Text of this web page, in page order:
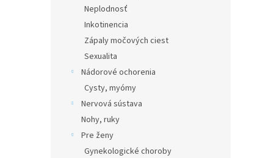
Neplodnosť
Inkotinencia
Zápaly močových ciest
Sexualita
Nádorové ochorenia
Cysty, myómy
Nervová sústava
Nohy, ruky
Pre ženy
Gynekologické choroby